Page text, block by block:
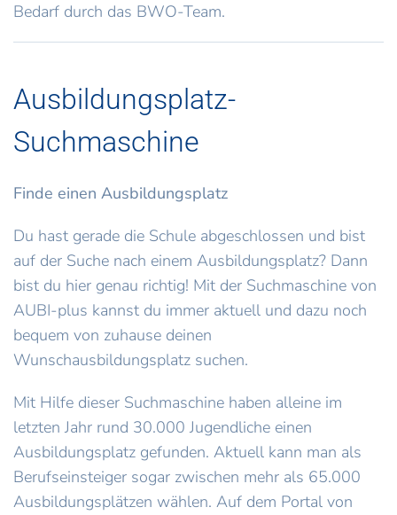
Bedarf durch das BWO-Team.
Ausbildungsplatz-
Suchmaschine
Finde einen Ausbildungsplatz
Du hast gerade die Schule abgeschlossen und bist
auf der Suche nach einem Ausbildungsplatz? Dann
bist du hier genau richtig! Mit der Suchmaschine von
AUBI-plus kannst du immer aktuell und dazu noch
bequem von zuhause deinen
Wunschausbildungsplatz suchen.
Mit Hilfe dieser Suchmaschine haben alleine im
letzten Jahr rund 30.000 Jugendliche einen
Ausbildungsplatz gefunden. Aktuell kann man als
Berufseinsteiger sogar zwischen mehr als 65.000
Ausbildungsplätzen wählen. Auf dem Portal von